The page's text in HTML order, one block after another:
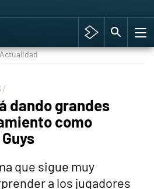
Hyrule Warriors: La Era del Cataclismo
Cyberpunk 2077
Hyrule Warriors
Asia peculiar tradición
dando grandes
como
que sigue muy
a los jugadores